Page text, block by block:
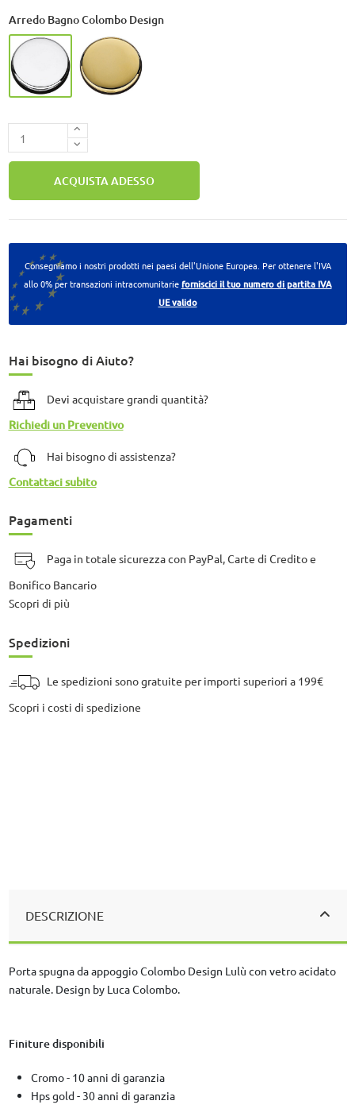
Arredo Bagno Colombo Design
Cromo - CR HPS Gold - HPS/Gold
ACQUISTA ADESSO
Consegniamo i nostri prodotti nei paesi dell'Unione Europea. Per ottenere l'IVA
allo 0% per transazioni intracomunitarieforniscici il tuo numero di partita IVA
UE valido
Hai bisogno di Aiuto?
Devi acquistare grandi quantità?
Richiedi un Preventivo
Hai bisogno di assistenza?
Contattaci subito
Pagamenti
Paga in totale sicurezza con PayPal, Carte di Credito e
Bonifico Bancario
Scopri di più
Spedizioni
Le spedizioni sono gratuite per importi superiori a 199€
Scopri i costi di spedizione
DESCRIZIONE
Porta spugna da appoggio Colombo Design Lulù con vetro acidato
naturale. Design by Luca Colombo.
Finiture disponibili
Cromo - 10 anni di garanzia
Hps gold - 30 anni di garanzia